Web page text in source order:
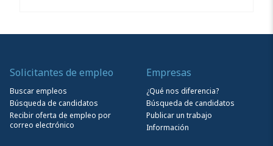
Solicitantes de empleo
Buscar empleos
Búsqueda de candidatos
Recibir oferta de empleo por
correo electrónico
Empresas
¿Qué nos diferencia?
Búsqueda de candidatos
Publicar un trabajo
Información